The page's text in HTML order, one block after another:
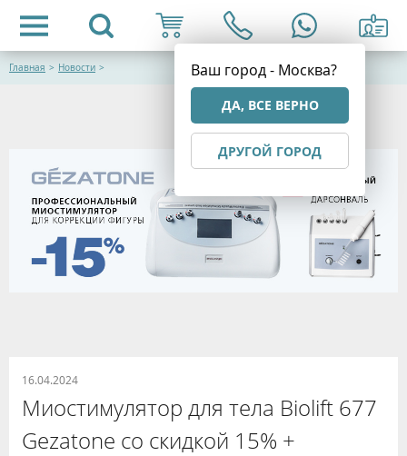
Ваш город - Москва?
ДА, ВСЕ ВЕРНО
ДРУГОЙ ГОРОД
Главная > Новости >
16.04.2024
Миостимулятор для тела Biolift 677
Gezatone со скидкой 15% +